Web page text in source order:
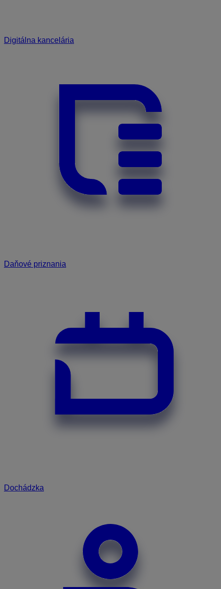
Digitálna kancelária
Daňové priznania
Dochádzka